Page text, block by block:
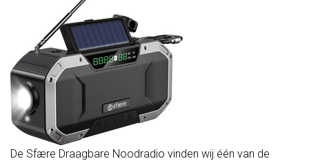
De Sfære Draagbare Noodradio vinden wij één van de